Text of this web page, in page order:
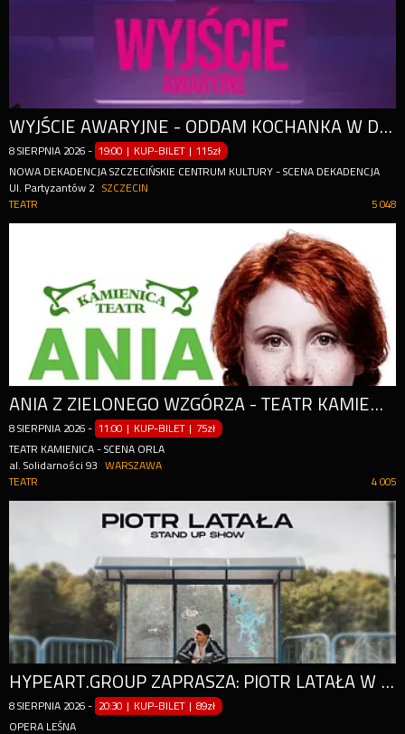
WYJŚCIE AWARYJNE - ODDAM KOCHANKA W DOBRE RĘCE
8 SIERPNIA 2026 - 19:00 | KUP-BILET |115zł
NOWA DEKADENCJA SZCZECIŃSKIE CENTRUM KULTURY - SCENA DEKADENCJA
Ul. Partyzantów 2
SZCZECIN
5 048
TEATR
ANIA Z ZIELONEGO WZGÓRZA - TEATR KAMIENICA
8 SIERPNIA 2026 - 11:00 | KUP-BILET | 75zł
TEATR KAMIENICA - SCENA ORLA
al. Solidarności 93
WARSZAWA
4 005
TEATR
HYPEART.GROUP ZAPRASZA: PIOTR LATAŁA W PROGRAMIE 'SIWY DYM' [STAND-UP]
8 SIERPNIA 2026 - 20:30 | KUP-BILET |89zł
OPERA LEŚNA